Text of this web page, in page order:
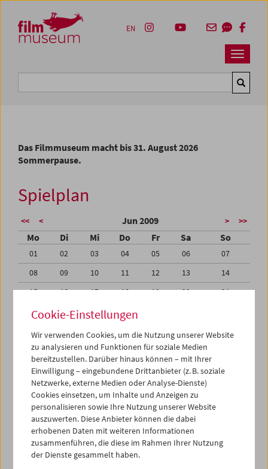
Zum Inhalt
Zum Hauptmenü
Zur Servicenavigation
Zum Suche
Navbar
EN
Das Filmmuseum macht bis 31. August 2026
Sommerpause.
Spielplan
<< < Jun 2009 > >>
Mo Di Mi Do Fr Sa So
01 02 03 04 05 06
07
08
09 10 11 12 13
14
15
16 17 18 19 20
21
22
23 24 25
29
01 03
05
06
07 08 09 10 11
iCalender
Programmheft-PDF
English language or subtitles
< Vorherige Woche
Cookie-Einstellungen
Wir verwenden Cookies, um die Nutzung unserer Website
zu analysieren und Funktionen für soziale Medien
bereitzustellen. Darüber hinaus können – mit Ihrer
Einwilligung – eingebundene Drittanbieter (z. B. soziale
Netzwerke, externe Medien oder Analyse-Dienste)
Cookies einsetzen, um Inhalte und Anzeigen zu
personalisieren sowie Ihre Nutzung unserer Website
auszuwerten. Diese Anbieter können die dabei
erhobenen Daten mit weiteren Informationen
zusammenführen, die diese im Rahmen Ihrer Nutzung
der Dienste gesammelt haben.